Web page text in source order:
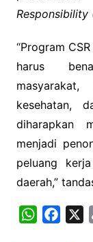
Responsibility
“Program
harus
kesehatan,
diharapkan
menjadi
peluang
daerah,”
W